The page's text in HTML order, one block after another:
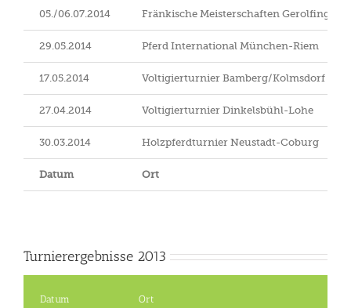
05./06.07.2014 Fränkische Meisterschaften Gerolfingen
29.05.2014 Pferd International München-Riem
17.05.2014 Voltigierturnier Bamberg/Kolmsdorf
27.04.2014 Voltigierturnier Dinkelsbühl-Lohe
30.03.2014 Holzpferdturnier Neustadt-Coburg
Datum Ort
Turnierergebnisse 2013
Datum Ort